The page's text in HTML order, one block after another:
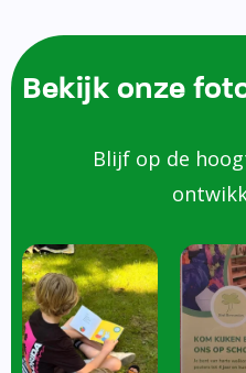
Bekijk onze
Blijf op de